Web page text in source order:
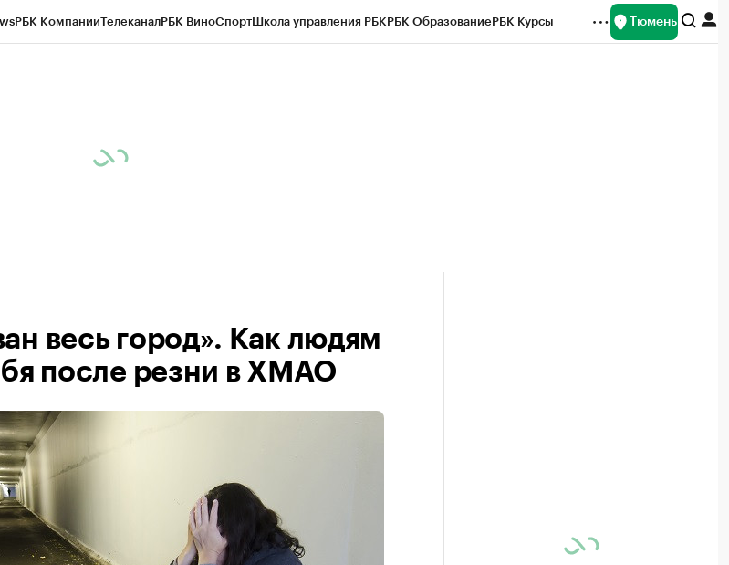
РБК КомпанииТелеканалРБК ВиноСпортШкола управления РБКРБК ОбразованиеРБК Курсы Тюмень
весь город». Как людям
после резни в ХМАО